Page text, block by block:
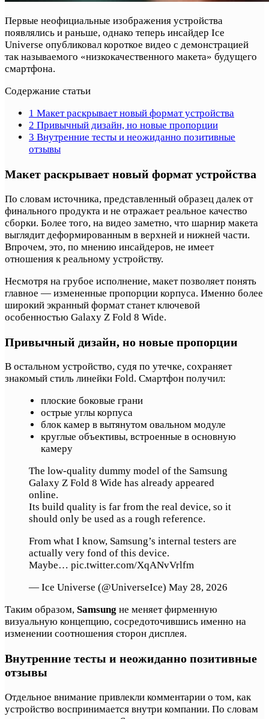
Первые неофициальные изображения устройства
появлялись и раньше, однако теперь инсайдер Ice
Universe опубликовал короткое видео с демонстрацией
так называемого «низкокачественного макета» будущего
смартфона.
Содержание статьи
1 Макет раскрывает новый формат устройства
2 Привычный дизайн, но новые пропорции
3 Внутренние тесты и неожиданно позитивные
отзывы
Макет раскрывает новый формат устройства
По словам источника, представленный образец далек от
финального продукта и не отражает реальное качество
сборки. Более того, на видео заметно, что шарнир макета
выглядит деформированным в верхней и нижней части.
Впрочем, это, по мнению инсайдеров, не имеет
отношения к реальному устройству.
Несмотря на грубое исполнение, макет позволяет понять
главное — измененные пропорции корпуса. Именно более
широкий экранный формат станет ключевой
особенностью Galaxy Z Fold 8 Wide.
Привычный дизайн, но новые пропорции
В остальном устройство, судя по утечке, сохраняет
знакомый стиль линейки Fold. Смартфон получил:
плоские боковые грани
острые углы корпуса
блок камер в вытянутом овальном модуле
круглые объективы, встроенные в основную
камеру
The low-quality dummy model of the Samsung
Galaxy Z Fold 8 Wide has already appeared
online.
Its build quality is far from the real device, so it
should only be used as a rough reference.
From what I know, Samsung’s internal testers are
actually very fond of this device.
Maybe… pic.twitter.com/XqANvVrlfm
— Ice Universe (@UniverseIce) May 28, 2026
Таким образом, Samsung не меняет фирменную
визуальную концепцию, сосредоточившись именно на
изменении соотношения сторон дисплея.
Внутренние тесты и неожиданно позитивные
отзывы
Отдельное внимание привлекли комментарии о том, как
устройство воспринимается внутри компании. По словам